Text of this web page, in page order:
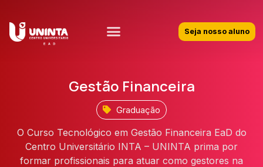
Seja nosso aluno
Gestão Financeira
Graduação
O Curso Tecnológico em Gestão Financeira EaD do
Centro Universitário INTA – UNINTA prima por
formar profissionais para atuar como gestores na